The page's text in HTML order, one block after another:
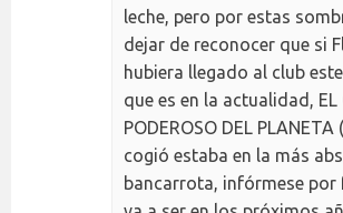
leche, pero por estas
dejar de reconocer que si
hubiera llegado al club
que es en la actualidad, EL
PODEROSO DEL
cogió estaba en la más
bancarrota, infórmese por